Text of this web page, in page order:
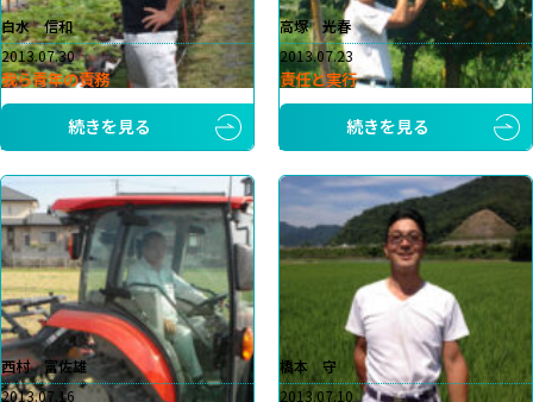
白水 信和
2013.07.30
我ら青年の責務
続きを見る
高塚 光春
2013.07.23
責任と実行
続きを見る
西村 富佐雄
2013.07.16
橋本 守
2013.07.10